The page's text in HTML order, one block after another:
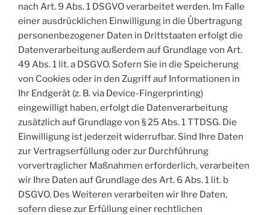
nach Art. 9 Abs. 1 DSGVO verarbeitet werden. Im Falle
einer ausdrücklichen Einwilligung in die Übertragung
personenbezogener Daten in Drittstaaten erfolgt die
Datenverarbeitung außerdem auf Grundlage von Art.
49 Abs. 1 lit. a DSGVO. Sofern Sie in die Speicherung
von Cookies oder in den Zugriff auf Informationen in
Ihr Endgerät (z. B. via Device-Fingerprinting)
eingewilligt haben, erfolgt die Datenverarbeitung
zusätzlich auf Grundlage von § 25 Abs. 1 TTDSG. Die
Einwilligung ist jederzeit widerrufbar. Sind Ihre Daten
zur Vertragserfüllung oder zur Durchführung
vorvertraglicher Maßnahmen erforderlich, verarbeiten
wir Ihre Daten auf Grundlage des Art. 6 Abs. 1 lit. b
DSGVO. Des Weiteren verarbeiten wir Ihre Daten,
sofern diese zur Erfüllung einer rechtlichen